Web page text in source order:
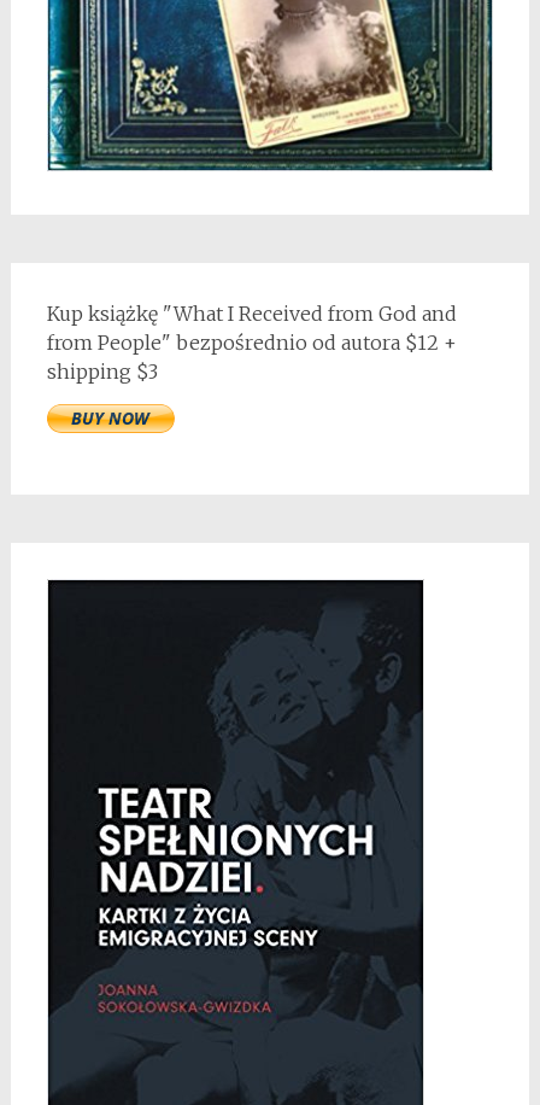
Kup książkę "What I Received from God and
from People" bezpośrednio od autora $12 +
shipping $3